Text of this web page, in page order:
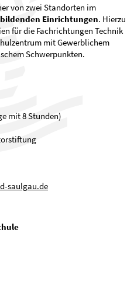
von zwei Standorten im
Einrichtungen. Hierzu
für die Fachrichtungen Technik
mit Gewerblichem
Schwerpunkten.
mit 8 Stunden)
d-s lg
d